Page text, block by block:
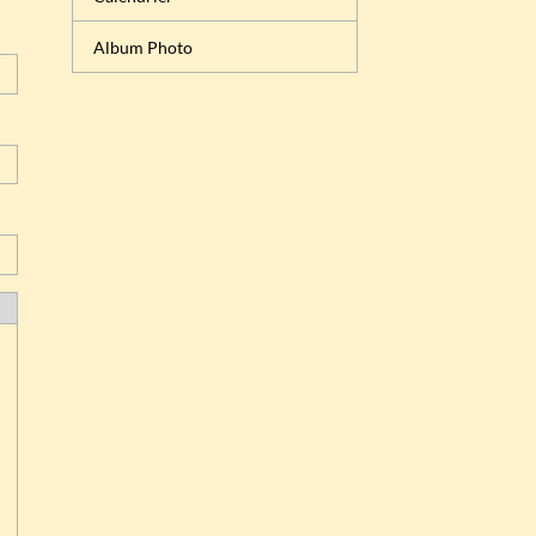
Album Photo